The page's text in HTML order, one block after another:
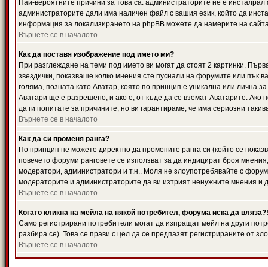
Най-вероятните причини за това са: администраторите не е
администраторите дали има наличен файл с вашия език, който да
информация за локализирането на phpBB можете да намерите на
Върнете се в началото
Как да поставя изображение под името ми?
При разглеждане на теми под името ви могат да стоят 2 картинки.
звездички, показваше колко мнения сте пуснали на форумите или пък
голяма, позната като Аватар, която по принцип е уникална или лична
Аватари ще е разрешено, и ако е, от къде да се вземат Аватарите.
да ги попитате за причините, но ви гарантираме, че има сериозни
Върнете се в началото
Как да си променя ранга?
По принцип не можете директно да промените ранга си (който се
повечето форуми ранговете се използват за да индицират броя
модератори, администратори и т.н.. Моля не злоупотребявайте с
модераторите и администраторите да ви изтрият ненужните мнения и
Върнете се в началото
Когато кликна на мейла на някой потребител, форума иска да вляза?!
Само регистрирани потребители могат да изпращат мейл на други
разбира се). Това се прави с цел да се предпазят регистрираните от
Върнете се в началото